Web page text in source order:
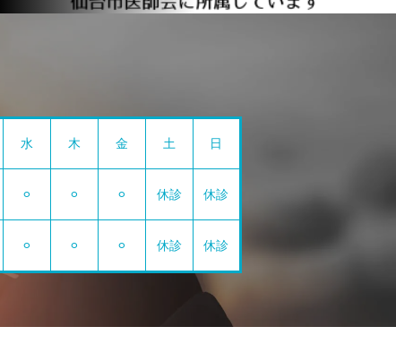
水 木 金 土 日
⚪︎ ⚪︎ ⚪︎ 休診 休診
⚪︎ ⚪︎ ⚪︎ 休診 休診